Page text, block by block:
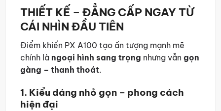
THIẾT KẾ – ĐẲNG CẤP NGAY TỪ
CÁI NHÌN ĐẦU TIÊN
Điểm khiến PX A100 tạo ấn tượng mạnh mẽ
chính là ngoại hình sang trọng nhưng vẫn gọn
gàng – thanh thoát.
1. Kiểu dáng nhỏ gọn – phong cách
hiện đại